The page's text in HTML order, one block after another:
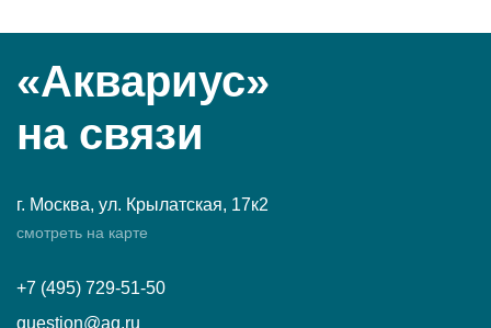
«Аквариус»
на связи
г. Москва, ул. Крылатская, 17к2
смотреть на карте
+7 (495) 729-51-50
question@aq.ru